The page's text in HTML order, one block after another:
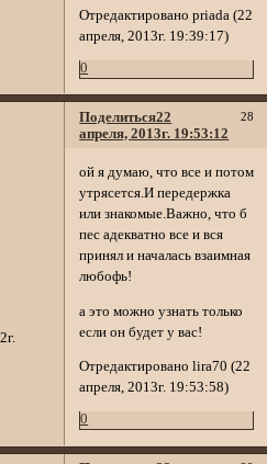
Отредактировано priada (22
апреля, 2013г. 19:39:17)
0
Поделиться 28
22
апреля, 2013г. 19:53:12
ой я думаю, что все и потом
утрясется.И передержка
или знакомые.Важно, что б
пес адекватно все и вся
принял и началась взаимная
любофь!
а это можно узнать только
если он будет у вас!
Отредактировано lira70 (22
апреля, 2013г. 19:53:58)
0